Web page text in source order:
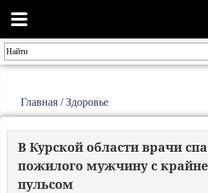
Главная /Здоровье
В Курской области врачи
пожилого мужчину с
пульсом